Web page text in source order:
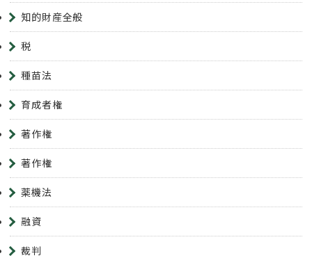
知的財産全般
税
種苗法
育成者権
著作権
著作権
薬機法
融資
裁判